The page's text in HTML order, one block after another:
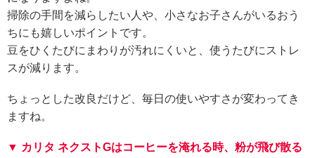
掃除の手間を減らしたい人や、小さなお子さんがいるおう
ちにも嬉しいポイントです。
豆をひくたびにまわりが汚れにくいと、使うたびにストレ
スが減ります。
ちょっとした改良だけど、毎日の使いやすさが変わってき
ますね。
▼ カリタ ネクストGはコーヒーを淹れる時、粉が飛び散る